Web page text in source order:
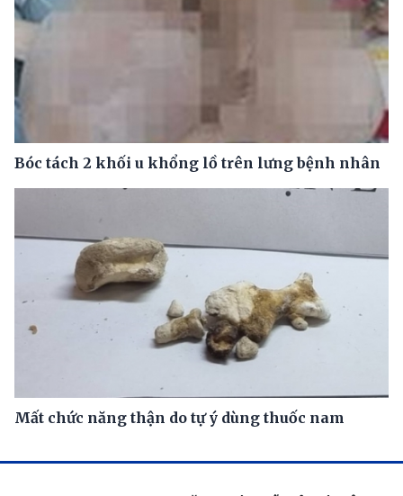
Bóc tách 2 khối u khổng lồ trên lưng bệnh nhân
Mất chức năng thận do tự ý dùng thuốc nam